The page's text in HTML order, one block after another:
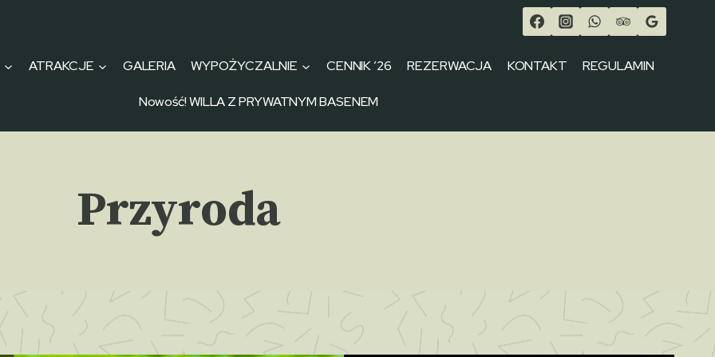
ATRAKCJE GALERIA WYPOŻYCZALNIE CENNIK ’26 REZERWACJA KONTAKT REGULAMIN
Nowość! WILLA Z PRYWATNYM BASENEM
Przyroda